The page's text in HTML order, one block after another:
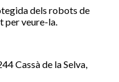
dels robots de
per veure-la.
Cassà de la Selva,